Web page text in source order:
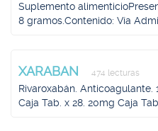
Suplemento
8 gramos.Contenido: Vía
XARABAN 474 lecturas
Rivaroxabán. Anticoagulante.
Caja Tab. x 28. 20mg Caja